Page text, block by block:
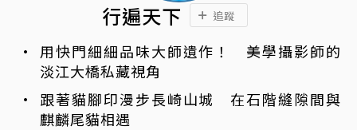
行遍天下 追蹤
用快門細細品味大師遺作！ 美學攝影師的
淡江大橋私藏視角
跟著貓腳印漫步長崎山城 在石階縫隙間與
麒麟尾貓相遇